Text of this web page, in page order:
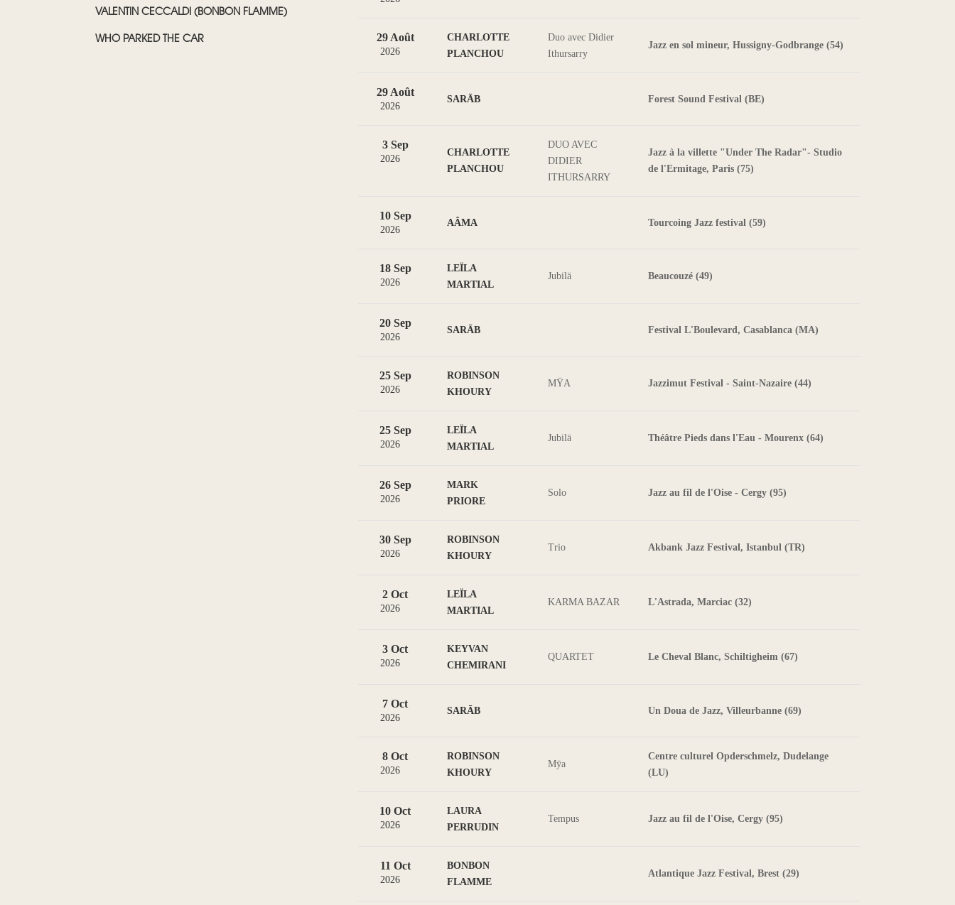
VALENTIN CECCALDI (BONBON FLAMME)
WHO PARKED THE CAR 29 Août
2026
CHARLOTTE
PLANCHOU
Duo avec Didier
Ithursarry
Jazz en sol mineur, Hussigny-Godbrange (54)
29 Août
2026
SARĀB Forest Sound Festival (BE)
3 Sep
2026
CHARLOTTE
PLANCHOU
DUO AVEC
DIDIER
ITHURSARRY
Jazz à la villette "Under The Radar"- Studio
de l'Ermitage, Paris (75)
10 Sep
2026
AÂMA Tourcoing Jazz festival (59)
18 Sep
2026
LEÏLA
MARTIAL
Jubilä Beaucouzé (49)
20 Sep
2026
SARĀB Festival L'Boulevard, Casablanca (MA)
25 Sep
2026
ROBINSON
KHOURY
MŸA Jazzimut Festival - Saint-Nazaire (44)
25 Sep
2026
LEÏLA
MARTIAL
Jubilä Théâtre Pieds dans l'Eau - Mourenx (64)
26 Sep
2026
MARK
PRIORE
Solo Jazz au fil de l'Oise - Cergy (95)
30 Sep
2026
ROBINSON
KHOURY
Trio Akbank Jazz Festival, Istanbul (TR)
2 Oct
2026
LEÏLA
MARTIAL
KARMA BAZAR L'Astrada, Marciac (32)
3 Oct
2026
KEYVAN
CHEMIRANI
QUARTET Le Cheval Blanc, Schiltigheim (67)
7 Oct
2026
SARĀB Un Doua de Jazz, Villeurbanne (69)
8 Oct
2026
ROBINSON
KHOURY
Mÿa
Centre culturel Opderschmelz, Dudelange
(LU)
10 Oct
2026
LAURA
PERRUDIN
Tempus Jazz au fil de l'Oise, Cergy (95)
11 Oct
2026
BONBON
FLAMME
Atlantique Jazz Festival, Brest (29)